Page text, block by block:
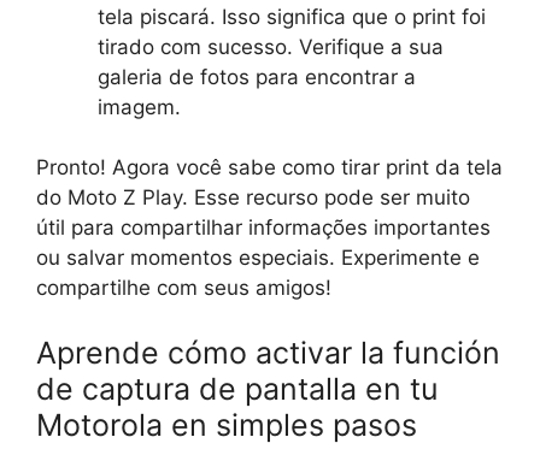
tela piscará. Isso significa que o print foi
tirado com sucesso. Verifique a sua
galeria de fotos para encontrar a
imagem.
Pronto! Agora você sabe como tirar print da tela
do Moto Z Play. Esse recurso pode ser muito
útil para compartilhar informações importantes
ou salvar momentos especiais. Experimente e
compartilhe com seus amigos!
Aprende cómo activar la función
de captura de pantalla en tu
Motorola en simples pasos